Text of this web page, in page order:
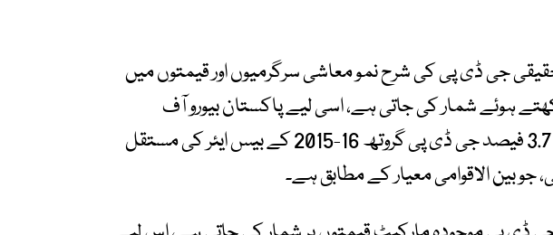
جی ڈی پی کی شرح نمو معاشی سرگرمیوں اور قیمتوں میں
ہوئے شمار کی جاتی ہے، اسی لیے پاکستان بیورو آف
اسٹیٹسٹکس کی جانب سے 3.7 فیصد جی ڈی پی گروتھ 16-2015 کے بیس ایئر کی مستقل
جو بین الاقوامی معیار کے مطابق ہے۔